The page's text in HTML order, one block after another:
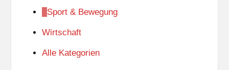
Sport & Bewegung
Wirtschaft
Alle Kategorien